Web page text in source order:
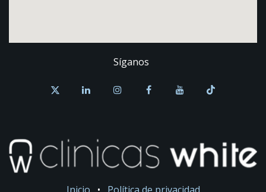
Síganos